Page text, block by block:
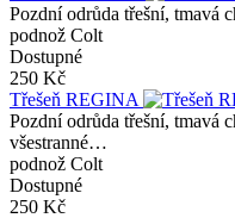
Pozdní odrůda třešní, tmavá
podnož Colt
Dostupné
250 Kč
Třešeň REGINA
Pozdní odrůda třešní, tmavá
všestranné…
podnož Colt
Dostupné
250 Kč